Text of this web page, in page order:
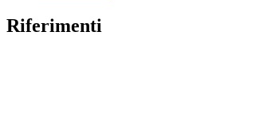
Riferimenti